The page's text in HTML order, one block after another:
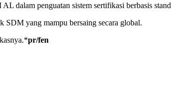
dalam penguatan sistem sertifikasi berbasis
SDM yang mampu bersaing secara global.
pr/fen